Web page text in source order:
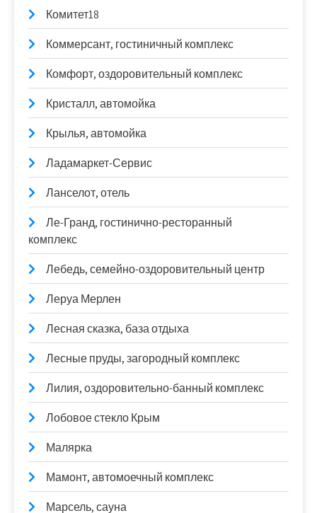
Комитет18
Коммерсант, гостиничный комплекс
Комфорт, оздоровительный комплекс
Кристалл, автомойка
Крылья, автомойка
Ладамаркет-Сервис
Ланселот, отель
Ле-Гранд, гостинично-ресторанный
комплекс
Лебедь, семейно-оздоровительный центр
Леруа Мерлен
Лесная сказка, база отдыха
Лесные пруды, загородный комплекс
Лилия, оздоровительно-банный комплекс
Лобовое стекло Крым
Малярка
Мамонт, автомоечный комплекс
Марсель, сауна